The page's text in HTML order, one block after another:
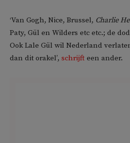
‘Van Gogh, Nice, Brussel, Charlie
Paty, Gül en Wilders etc etc.; de
Ook Lale Gül wil Nederland
dan dit orakel’, schrijft een ander.